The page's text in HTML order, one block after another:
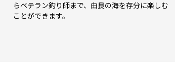
らベテラン釣り師まで、由良の海を存分に楽しむ
ことができます。